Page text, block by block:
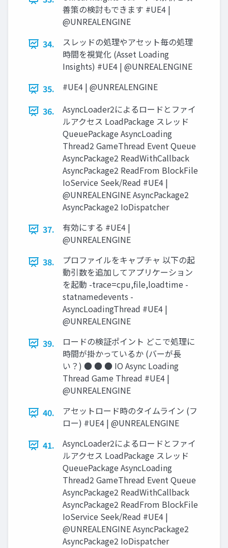
善策の検討もできます #UE4 |
@UNREALENGINE
34.
スレッドの処理やアセット毎の処理
時間を視覚化 (Asset Loading
Insights) #UE4 | @UNREALENGINE
35.
#UE4 | @UNREALENGINE
36.
AsyncLoader2によるロードとファイ
ルアクセス LoadPackage スレッド
QueuePackage AsyncLoading
Thread2 GameThread Event Queue
AsyncPackage2 ReadWithCallback
AsyncPackage2 ReadFrom BlockFile
IoService Seek/Read #UE4 |
@UNREALENGINE AsyncPackage2
AsyncPackage2 IoDispatcher
37.
有効にする #UE4 |
@UNREALENGINE
38.
プロファイルをキャプチャ 以下の起
動引数を追加してアプリケーション
を起動 -trace=cpu,ﬁle,loadtime -
statnamedevents -
AsyncLoadingThread #UE4 |
@UNREALENGINE
39.
ロードの検証ポイント どこで処理に
時間が掛かっているか (バーが長
い？) ● ● ● IO Async Loading
Thread Game Thread #UE4 |
@UNREALENGINE
40.
アセットロード時のタイムライン (フ
ロー) #UE4 | @UNREALENGINE
41.
AsyncLoader2によるロードとファイ
ルアクセス LoadPackage スレッド
QueuePackage AsyncLoading
Thread2 GameThread Event Queue
AsyncPackage2 ReadWithCallback
AsyncPackage2 ReadFrom BlockFile
IoService Seek/Read #UE4 |
@UNREALENGINE AsyncPackage2
AsyncPackage2 IoDispatcher